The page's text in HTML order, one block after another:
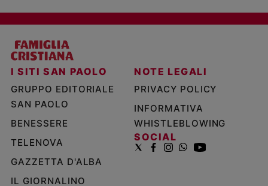
I SITI SAN PAOLO
GRUPPO EDITORIALE
SAN PAOLO
BENESSERE
TELENOVA
GAZZETTA D'ALBA
IL GIORNALINO
NOTE LEGALI
PRIVACY POLICY
INFORMATIVA
WHISTLEBLOWING
SOCIAL